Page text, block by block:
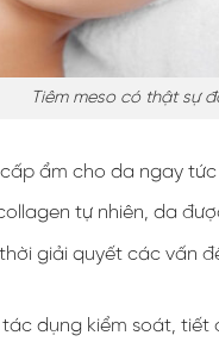
Tiêm meso có thật sự
ẩm cho da ngay
tự nhiên, da
giải quyết các vấn
dụng kiểm soát,